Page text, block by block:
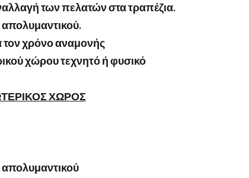
των πελατών στα τραπέζια.
χρόνο αναμονής
χώρου τεχνητό ή φυσικό
ΧΩΡΟΣ